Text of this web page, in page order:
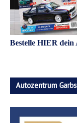
Bestelle HIER dein
Autozentrum